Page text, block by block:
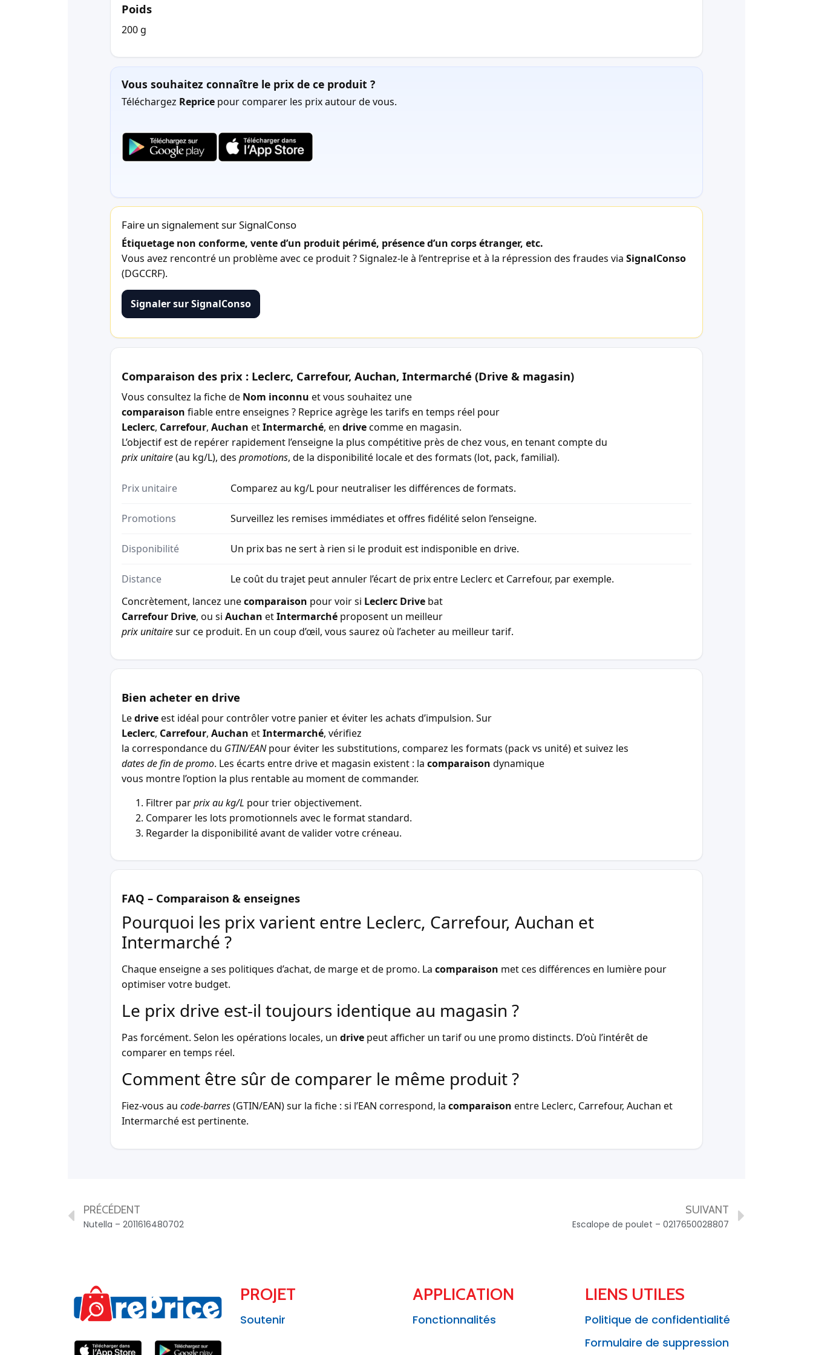
Poids
200 g
Vous souhaitez connaître le prix de ce produit ?
Téléchargez Reprice pour comparer les prix autour de vous.
Faire un signalement sur SignalConso
Étiquetage non conforme, vente d’un produit périmé, présence d’un corps étranger, etc.
Vous avez rencontré un problème avec ce produit ? Signalez-le à l’entreprise et à la répression des fraudes via SignalConso
(DGCCRF).
Signaler sur SignalConso
Comparaison des prix : Leclerc, Carrefour, Auchan, Intermarché (Drive & magasin)
Vous consultez la fiche de Nom inconnu et vous souhaitez une
comparaison fiable entre enseignes ? Reprice agrège les tarifs en temps réel pour
Leclerc, Carrefour, Auchan etIntermarché, en drivecomme en magasin.
L’objectif est de repérer rapidement l’enseigne la plus compétitive près de chez vous, en tenant compte du
prix unitaire(au kg/L), des promotions, de la disponibilité locale et des formats (lot, pack, familial).
Prix unitaire Comparez au kg/L pour neutraliser les différences de formats.
Promotions Surveillez les remises immédiates et offres fidélité selon l’enseigne.
Disponibilité Un prix bas ne sert à rien si le produit est indisponible en drive.
Distance
Le coût du trajet peut annuler l’écart de prix entre Leclerc et Carrefour, par exemple.
Concrètement, lancez unecomparaison pour voir si Leclerc Drive bat
Carrefour Drive, ou si Auchan etIntermarché proposent un meilleur
prix unitairesur ce produit. En un coup d’œil, vous saurez où l’acheter au meilleur tarif.
Bien acheter en drive
Ledriveest idéal pour contrôler votre panier et éviter les achats d’impulsion. Sur
Leclerc, Carrefour, Auchan etIntermarché, vérifiez
la correspondance du GTIN/EANpour éviter les substitutions, comparez les formats (pack vs unité) et suivez les
dates de fin de promo. Les écarts entre drive et magasin existent : la comparaison dynamique
vous montre l’option la plus rentable au moment de commander.
Filtrer parprix au kg/L pour trier objectivement.
Comparer les lots promotionnels avec le format standard.
Regarder la disponibilité avant de valider votre créneau.
FAQ – Comparaison & enseignes
Pourquoi les prix varient entre Leclerc, Carrefour, Auchan et
Intermarché ?
Chaque enseigne a ses politiques d’achat, de marge et de promo. La comparaison met ces différences en lumière pour
optimiser votre budget.
Le prix drive est-il toujours identique au magasin ?
Pas forcément. Selon les opérations locales, un drive peut afficher un tarif ou une promo distincts. D’où l’intérêt de
comparer en temps réel.
Comment être sûr de comparer le même produit ?
Fiez-vous au code-barres(GTIN/EAN) sur la fiche : si l’EAN correspond, la comparaison entre Leclerc, Carrefour, Auchan et
Intermarché est pertinente.
PRÉCÉDENT
Nutella – 2011616480702
SUIVANT
Escalope de poulet – 0217650028807
PROJET
Soutenir
APPLICATION
Fonctionnalités
LIENS UTILES
Politique de confidentialité
Formulaire de suppression